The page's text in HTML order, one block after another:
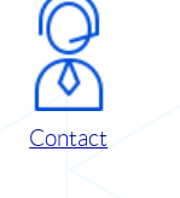
Contact